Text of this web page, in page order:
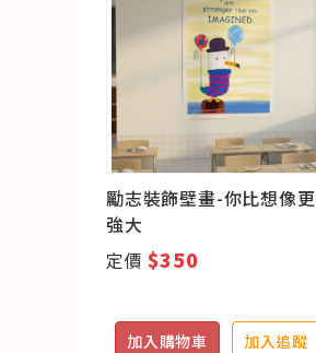
勵志裝飾壁畫-你比想像更
強大
定價$350
加入購物車 加入追蹤